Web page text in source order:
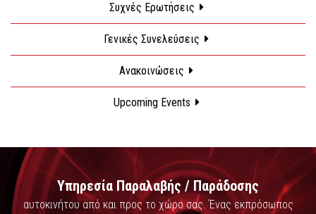
Συχνές Ερωτήσεις
Γενικές Συνελεύσεις
Ανακοινώσεις
Upcoming Events
Υπηρεσία Παραλαβής / Παράδοσης
αυτοκινήτου από και προς το χώρο σας. Ένας εκπρόσωπος